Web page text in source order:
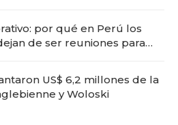
por qué en Perú los
de ser reuniones para
US$ 6,2 millones de la
y Woloski